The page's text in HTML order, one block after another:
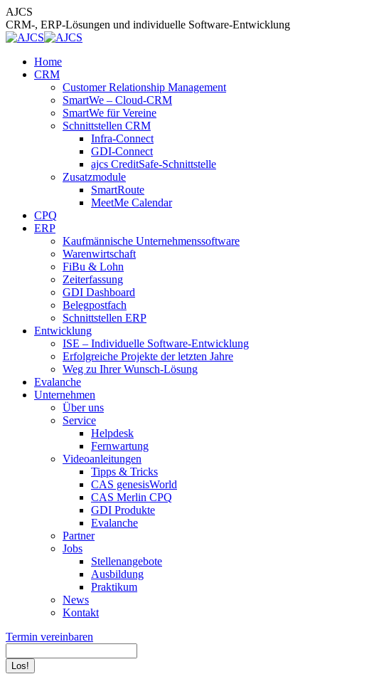
Zum
Inhalt
springen
AJCS
CRM-, ERP-Lösungen und individuelle Software-Entwicklung
Home
CRM
Customer Relationship Management
SmartWe – Cloud-CRM
SmartWe für Vereine
Schnittstellen CRM
Infra-Connect
GDI-Connect
ajcs CreditSafe-Schnittstelle
Zusatzmodule
SmartRoute
MeetMe Calendar
CPQ
ERP
Kaufmännische Unternehmenssoftware
Warenwirtschaft
FiBu & Lohn
Zeiterfassung
GDI Dashboard
Belegpostfach
Schnittstellen ERP
Entwicklung
ISE – Individuelle Software-Entwicklung
Erfolgreiche Projekte der letzten Jahre
Weg zu Ihrer Wunsch-Lösung
Evalanche
Unternehmen
Über uns
Service
Helpdesk
Fernwartung
Videoanleitungen
Tipps & Tricks
CAS genesisWorld
CAS Merlin CPQ
GDI Produkte
Evalanche
Partner
Jobs
Stellenangebote
Ausbildung
Praktikum
News
Kontakt
Termin vereinbaren